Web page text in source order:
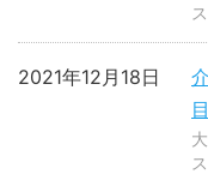
目
2021年12月18日